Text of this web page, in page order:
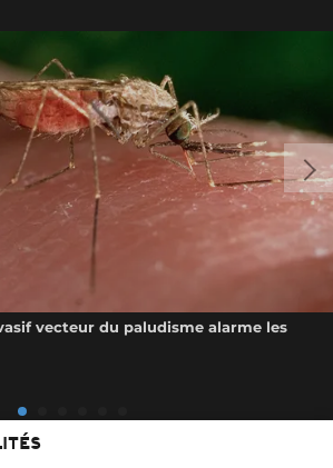
vecteur du paludisme alarme les